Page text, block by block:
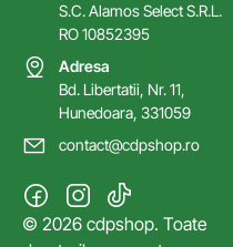
S.C. Alamos Select S.R.L.
RO 10852395
Adresa
Bd. Libertatii, Nr. 11,
Hunedoara, 331059
contact@cdpshop.ro
© 2026 cdpshop. Toate